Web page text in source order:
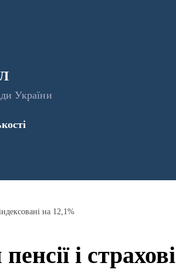
України
на 12,1%
і страхові